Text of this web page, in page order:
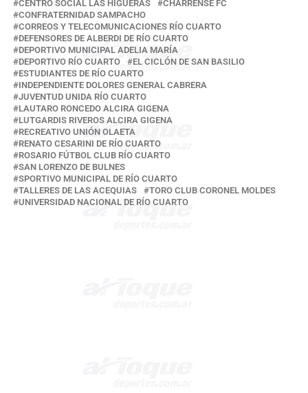
CENTRO SOCIAL LAS HIGUERAS
CHARRENSE FC
CONFRATERNIDAD SAMPACHO
CORREOS Y TELECOMUNICACIONES RÍO CUARTO
DEFENSORES DE ALBERDI DE RÍO CUARTO
DEPORTIVO MUNICIPAL ADELIA MARÍA
DEPORTIVO RÍO CUARTO
EL CICLÓN DE SAN BASILIO
ESTUDIANTES DE RÍO CUARTO
INDEPENDIENTE DOLORES GENERAL CABRERA
JUVENTUD UNIDA RÍO CUARTO
LAUTARO RONCEDO ALCIRA GIGENA
LUTGARDIS RIVEROS ALCIRA GIGENA
RECREATIVO UNIÓN OLAETA
RENATO CESARINI DE RÍO CUARTO
ROSARIO FÚTBOL CLUB RÍO CUARTO
SAN LORENZO DE BULNES
SPORTIVO MUNICIPAL DE RÍO CUARTO
TALLERES DE LAS ACEQUIAS
TORO CLUB CORONEL MOLDES
UNIVERSIDAD NACIONAL DE RÍO CUARTO